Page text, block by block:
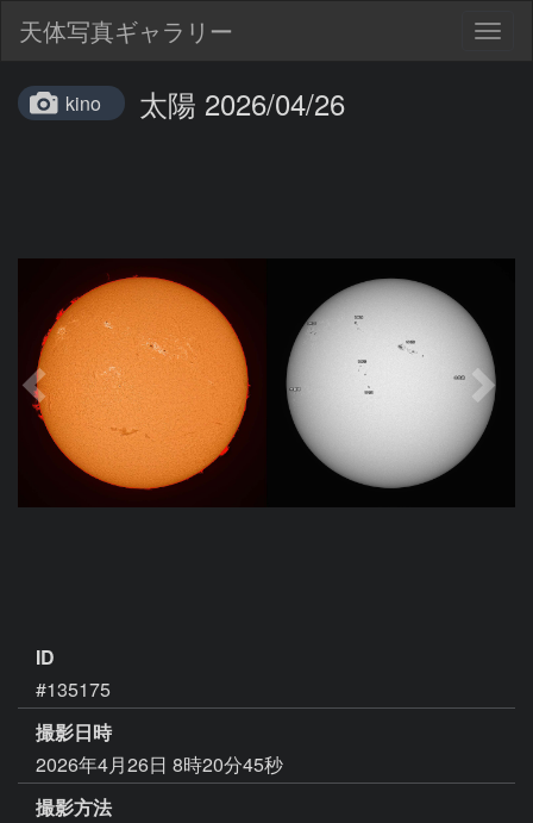
天体写真ギャラリー
kino 太陽 2026/04/26
ID
#135175
撮影日時
2026年4月26日 8時20分45秒
撮影方法